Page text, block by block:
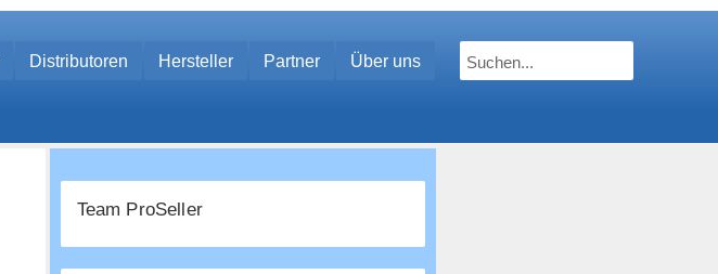
Distributoren Hersteller Partner Über uns
Team ProSeller